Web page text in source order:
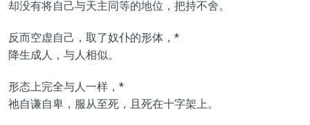
却没有将自己与天主同等的地位，把持不舍。
反而空虚自己，取了奴仆的形体，*
降生成人，与人相似。
形态上完全与人一样，*
祂自谦自卑，服从至死，且死在十字架上。